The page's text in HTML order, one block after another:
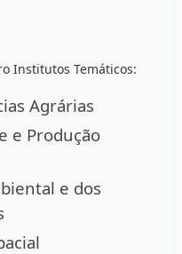
Institutos Temáticos:
Agrárias
e Produção
e dos